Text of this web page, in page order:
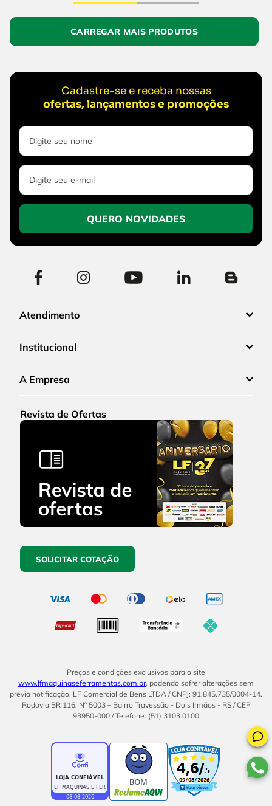
Cadastre-se e receba nossas
ofertas, lançamentos e promoções
QUERO NOVIDADES
Atendimento
Institucional
A Empresa
Revista de Ofertas
SOLICITAR COTAÇÃO
Preços e condições exclusivos para o site
www.lfmaquinaseferramentas.com.br, podendo sofrer alterações sem
prévia notificação. LF Comercial de Bens LTDA / CNPJ: 91.845.735/0004-14.
Rodovia BR 116, Nº 5003 – Bairro Travessão - Dois Irmãos - RS / CEP
93950-000 / Telefone: (51) 3103.0100
BOM